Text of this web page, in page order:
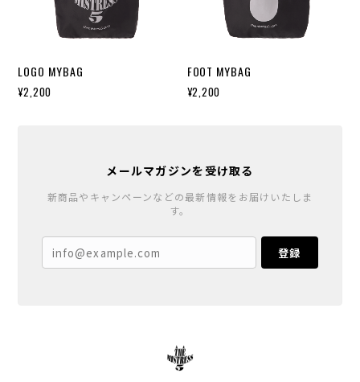
LOGO MYBAG
¥2,200
FOOT MYBAG
¥2,200
メールマガジンを受け取る
新商品やキャンペーンなどの最新情報をお届けいたしま
す。
登録